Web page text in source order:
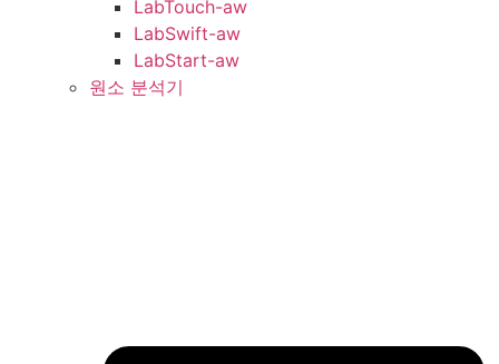
LabTouch-aw
LabSwift-aw
LabStart-aw
원소 분석기